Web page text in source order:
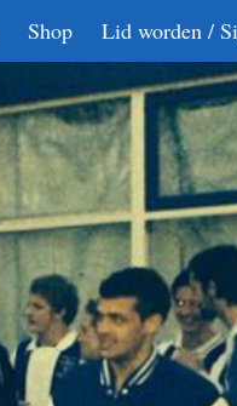
Shop Lid worden /